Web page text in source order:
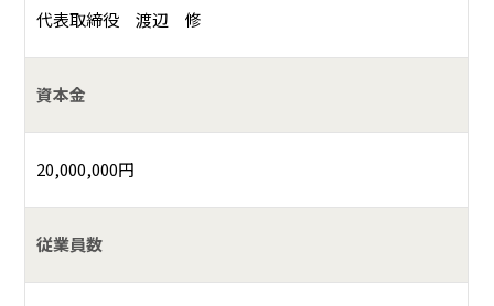
代表取締役 渡辺 修
資本金
20,000,000円
従業員数